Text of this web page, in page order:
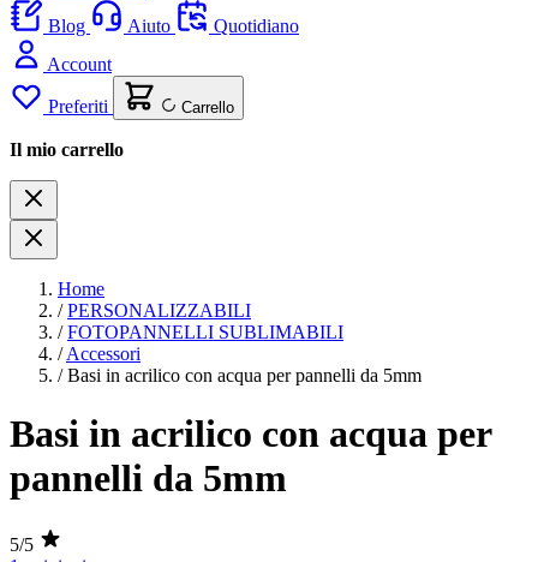
Blog
Aiuto
Quotidiano
Account
Preferiti Carrello
Il mio carrello
Home
/ PERSONALIZZABILI
/ FOTOPANNELLI SUBLIMABILI
/ Accessori
/ Basi in acrilico con acqua per pannelli da 5mm
Basi in acrilico con acqua per
pannelli da 5mm
5/5